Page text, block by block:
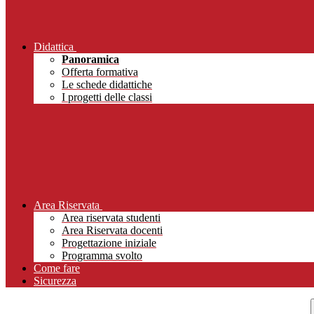
Didattica
Panoramica
Offerta formativa
Le schede didattiche
I progetti delle classi
Area Riservata
Area riservata studenti
Area Riservata docenti
Progettazione iniziale
Programma svolto
Come fare
Sicurezza